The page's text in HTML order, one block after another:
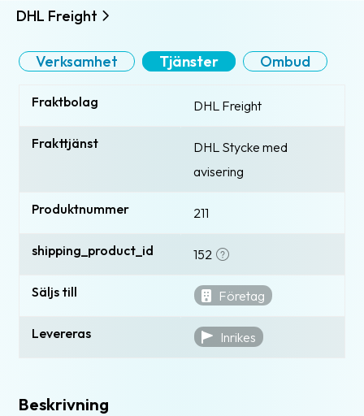
DHL Freight
Verksamhet Tjänster Ombud
Fraktbolag DHL Freight
Frakttjänst
DHL Stycke med
avisering
Produktnummer 211
shipping_product_id 152
Säljs till Företag
Levereras Inrikes
Beskrivning